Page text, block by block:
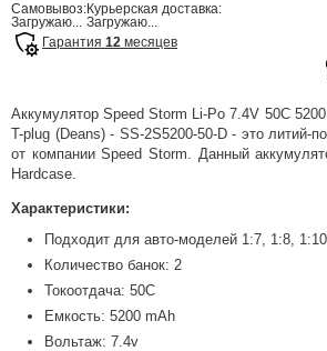
Самовывоз:
Загружаю...
Курьерская доставка:
Загружаю...
Гарантия 12 месяцев
Аккумулятор Speed Storm Li-Po 7.4V 50C
T-plug (Deans) - SS-2S5200-50-D - это литий-
от компании Speed Storm. Данный
Hardcase.
Характеристики:
Подходит для авто-моделей 1:7, 1:8,
Количество банок: 2
Токоотдача: 50C
Емкость: 5200 mAh
Вольтаж: 7.4v